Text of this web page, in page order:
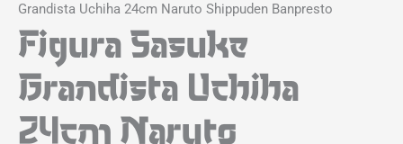
Grandista Uchiha 24cm Naruto Shippuden Banpresto
Figura Sasuke
Grandista Uchiha
24cm Naruto